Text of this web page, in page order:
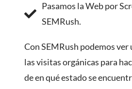
Pasamos la Web por
SEMRush.
Con SEMRush podemos
las visitas orgánicas para
de en qué estado se